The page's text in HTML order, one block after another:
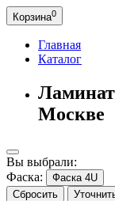
Корзина0
Главная
Каталог
Москве
Вы выбрали:
Фаска:
Фаска 4U
Сбросить